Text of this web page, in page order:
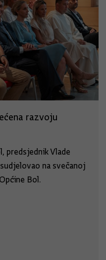
razvoju
predsjednik Vlade
na svečanoj
Bol.